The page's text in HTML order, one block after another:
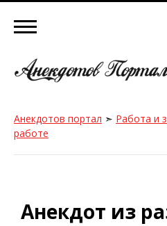
Анекдотов портал ➣ Работа и
работе
Анекдот из